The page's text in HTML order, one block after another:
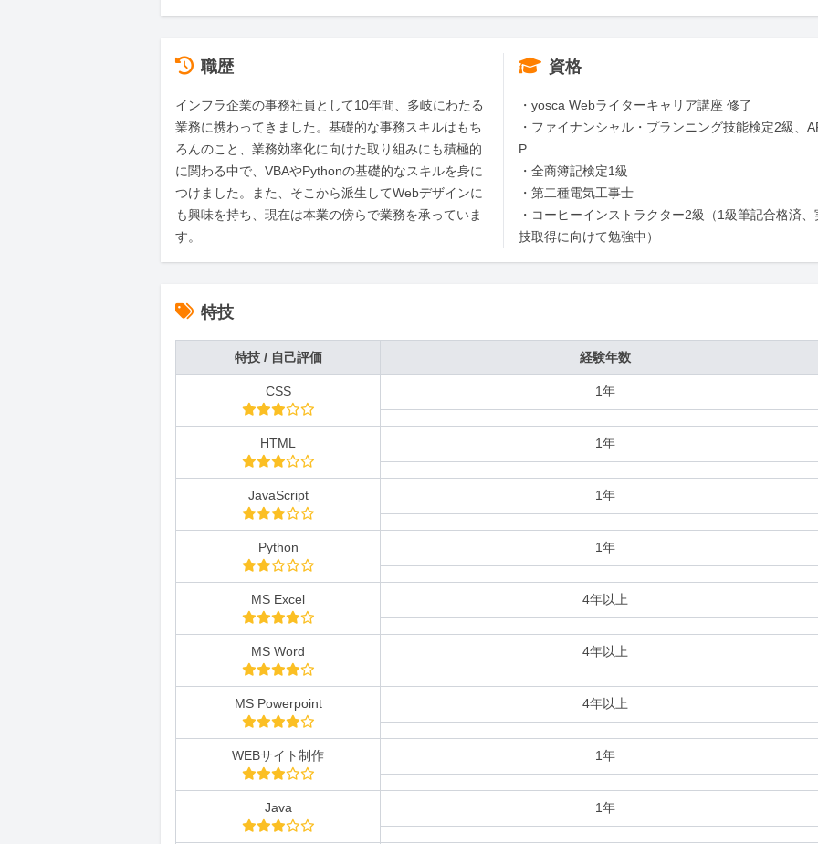
職歴
インフラ企業の事務社員として10年間、多岐にわたる
業務に携わってきました。基礎的な事務スキルはもち
ろんのこと、業務効率化に向けた取り組みにも積極的
に関わる中で、VBAやPythonの基礎的なスキルを身に
つけました。また、そこから派生してWebデザインに
も興味を持ち、現在は本業の傍らで業務を承っていま
す。
資格
・yosca Webライターキャリア講座 修了
・ファイナンシャル・プランニング技能検定2級、
P
・全商簿記検定1級
・第二種電気工事士
・コーヒーインストラクター2級（1級筆記合格済、
技取得に向けて勉強中）
特技
特技 / 自己評価 経験年数
CSS 1年
HTML 1年
JavaScript 1年
Python 1年
MS Excel 4年以上
MS Word 4年以上
MS Powerpoint 4年以上
WEBサイト制作 1年
Java 1年